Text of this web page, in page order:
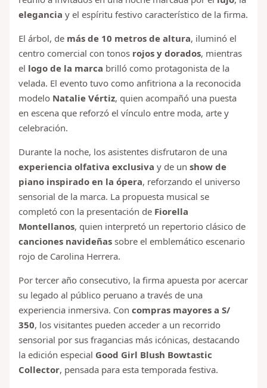
elegancia y el espíritu festivo característico de la firma.
El árbol, de más de 10 metros de altura, iluminó el
centro comercial con tonos rojos y dorados, mientras
el logo de la marca brilló como protagonista de la
velada. El evento tuvo como anfitriona a la reconocida
modelo Natalie Vértiz, quien acompañó una puesta
en escena que reforzó el vínculo entre moda, arte y
celebración.
Durante la noche, los asistentes disfrutaron de una
experiencia olfativa exclusiva y de unshow de
piano inspirado en la ópera, reforzando el universo
sensorial de la marca. La propuesta musical se
completó con la presentación de Fiorella
Montellanos, quien interpretó un repertorio clásico de
canciones navideñas sobre el emblemático escenario
rojo de Carolina Herrera.
Por tercer año consecutivo, la firma apuesta por acercar
su legado al público peruano a través de una
experiencia inmersiva. Concompras mayores a S/
350, los visitantes pueden acceder a un recorrido
sensorial por sus fragancias más icónicas, destacando
la edición especial Good Girl Blush Bowtastic
Collector, pensada para esta temporada festiva.